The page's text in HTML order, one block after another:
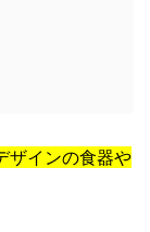
ザインの食器や